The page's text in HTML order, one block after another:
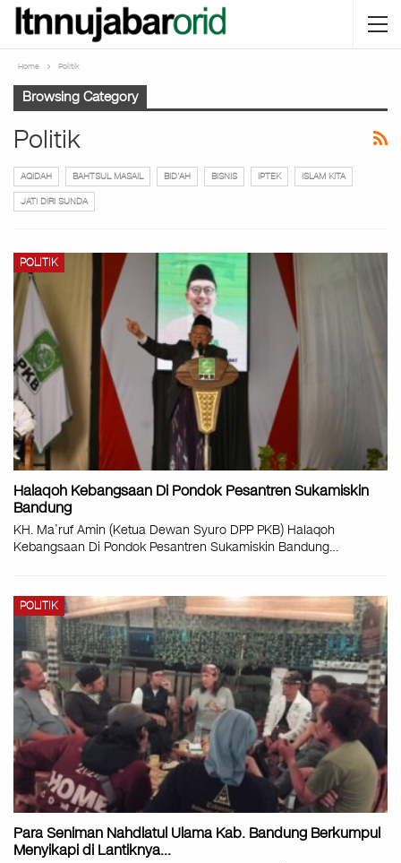
Home Politik
Browsing Category
Politik
AQIDAH BAHTSUL MASAIL BID'AH BISNIS IPTEK
ISLAM KITA
JATI DIRI SUNDA
POLITIK
Halaqoh Kebangsaan Di Pondok Pesantren Sukamiskin
Bandung
KH. Ma’ruf Amin (Ketua Dewan Syuro DPP PKB) Halaqoh
Kebangsaan Di Pondok Pesantren Sukamiskin Bandung…
POLITIK
Para Seniman Nahdlatul Ulama Kab. Bandung Berkumpul
Menyikapi di Lantiknya…